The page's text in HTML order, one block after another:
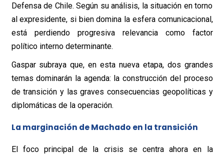
Defensa de Chile. Según su análisis, la situación en torno
al expresidente, si bien domina la esfera comunicacional,
está perdiendo progresiva relevancia como factor
político interno determinante.
Gaspar subraya que, en esta nueva etapa, dos grandes
temas dominarán la agenda: la construcción del proceso
de transición y las graves consecuencias geopolíticas y
diplomáticas de la operación.
La marginación de Machado en la transición
El foco principal de la crisis se centra ahora en la